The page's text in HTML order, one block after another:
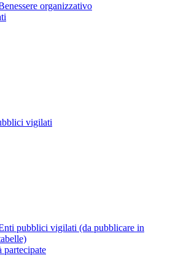
organizzativo
vigilati
pubblici vigilati (da pubblicare in
partecipate